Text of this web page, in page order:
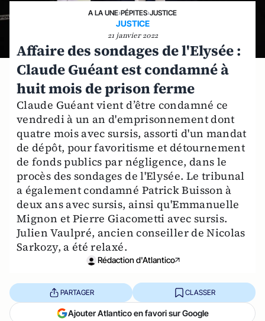
A LA UNE›PÉPITES›JUSTICE
JUSTICE
21 janvier 2022
Affaire des sondages de l'Elysée :
Claude Guéant est condamné à
huit mois de prison ferme
Claude Guéant vient d’être condamné ce
vendredi à un an d'emprisonnement dont
quatre mois avec sursis, assorti d'un mandat
de dépôt, pour favoritisme et détournement
de fonds publics par négligence, dans le
procès des sondages de l'Elysée. Le tribunal
a également condamné Patrick Buisson à
deux ans avec sursis, ainsi qu'Emmanuelle
Mignon et Pierre Giacometti avec sursis.
Julien Vaulpré, ancien conseiller de Nicolas
Sarkozy, a été relaxé.
Rédaction d'Atlantico
PARTAGER CLASSER
Ajouter Atlantico en favori sur Google